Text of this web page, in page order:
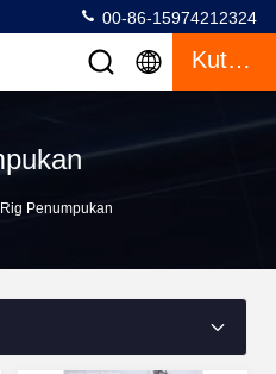
00-86-15974212324
Kutipan
Penumpukan